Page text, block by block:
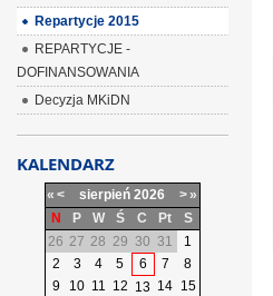
Repartycje 2015
REPARTYCJE -
DOFINANSOWANIA
Decyzja MKiDN
KALENDARZ
« < sierpień 2026 >»
N
P W Ś C Pt
S
26 27 28 29 30 31
1
2
3 4 5 6 7
8
9
10 11 12 13 14 15